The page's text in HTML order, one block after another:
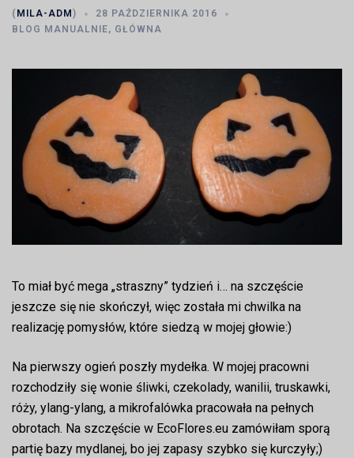
( MILA-ADM )
28 PAŹDZIERNIKA 2016
BLOG MANUALNIE, GŁÓWNA
To miał być mega „straszny” tydzień i… na szczęście
jeszcze się nie skończył, więc została mi chwilka na
realizację pomysłów, które siedzą w mojej głowie:)
Na pierwszy ogień poszły mydełka. W mojej pracowni
rozchodziły się wonie śliwki, czekolady, wanilii, truskawki,
róży, ylang-ylang, a mikrofalówka pracowała na pełnych
obrotach. Na szczęście w EcoFlores.eu zamówiłam sporą
partię bazy mydlanej, bo jej zapasy szybko się kurczyły;)